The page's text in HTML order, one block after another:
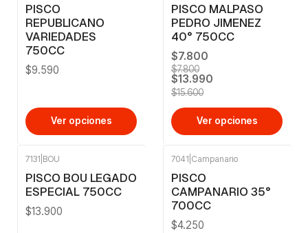
PISCO
REPUBLICANO
VARIEDADES
750CC
$9.590
Ver opciones
PISCO MALPASO
PEDRO JIMENEZ
40° 750CC
$7.800
$7.800
$13.990
$15.600
Ver opciones
7131 BOU
PISCO BOU LEGADO
ESPECIAL 750CC
$13.900
7041 Campanario
PISCO
CAMPANARIO 35°
700CC
$4.250